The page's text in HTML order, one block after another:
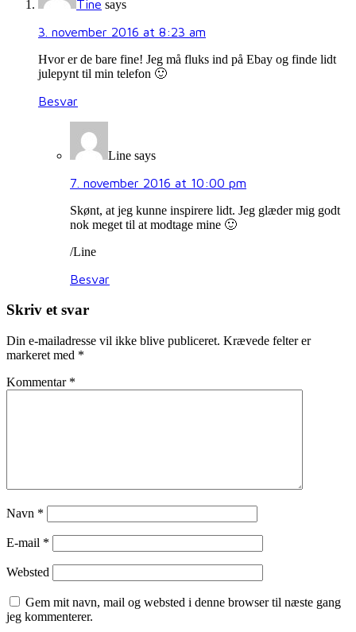
Tine says
3. november 2016 at 8:23 am
Hvor er de bare fine! Jeg må fluks ind på Ebay og finde lidt
julepynt til min telefon 🙂
Besvar
Line says
7. november 2016 at 10:00 pm
Skønt, at jeg kunne inspirere lidt. Jeg glæder mig godt
nok meget til at modtage mine 🙂
/Line
Besvar
Skriv et svar
Din e-mailadresse vil ikke blive publiceret. Krævede felter er
markeret med *
Kommentar *
Navn *
E-mail *
Websted
Gem mit navn, mail og websted i denne browser til næste gang
jeg kommenterer.